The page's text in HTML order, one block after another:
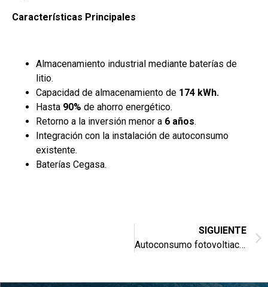
Características Principales
Almacenamiento industrial mediante baterías de
litio.
Capacidad de almacenamiento de 174 kWh.
Hasta 90% de ahorro energético.
Retorno a la inversión menor a 6 años.
Integración con la instalación de autoconsumo
existente.
Baterías Cegasa.
SIGUIENTE
Autoconsumo fotovoltiaco con vertido de excedentes para una carnicería sobre cubierta de teja.